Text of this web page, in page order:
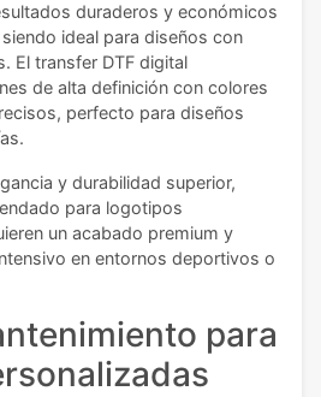
duraderos y económicos
ideal para diseños con
El transfer DTF digital
de alta definición con colores
perfecto para diseños
y durabilidad superior,
para logotipos
un acabado premium y
en entornos deportivos o
para